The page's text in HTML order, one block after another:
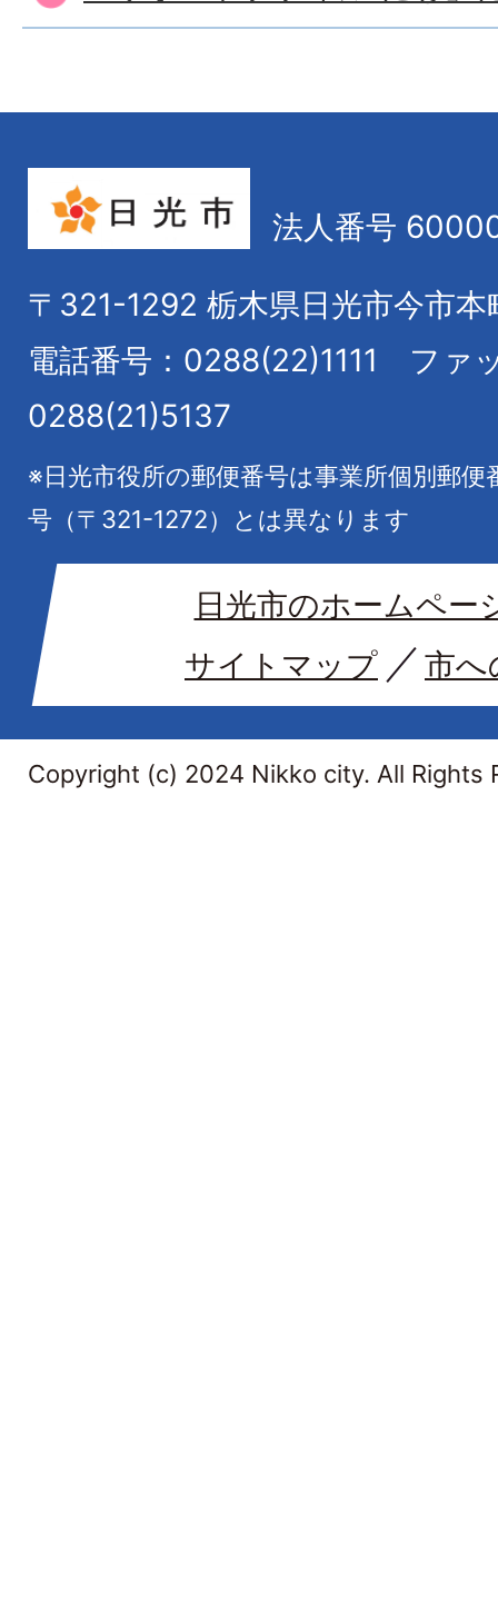
法人番号
〒321-1292 栃木県日光市今市本
電話番号：0288(22)1111
ファ
0288(21)5137
※日光市役所の郵便番号は事業所個別郵
号（〒321-1272）とは異なります
日光市のホームペー
サイトマップ
市へ
Copyright (c) 2024 Nikko city. All Rights